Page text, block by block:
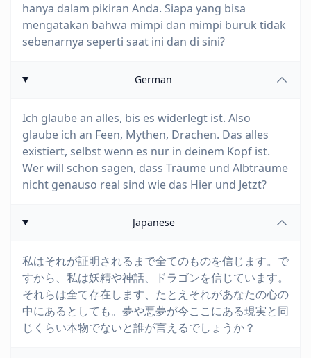
hanya dalam pikiran Anda. Siapa yang bisa
mengatakan bahwa mimpi dan mimpi buruk tidak
sebenarnya seperti saat ini dan di sini?
German
Ich glaube an alles, bis es widerlegt ist. Also
glaube ich an Feen, Mythen, Drachen. Das alles
existiert, selbst wenn es nur in deinem Kopf ist.
Wer will schon sagen, dass Träume und Albträume
nicht genauso real sind wie das Hier und Jetzt?
Japanese
私はそれが証明されるまで全てのものを信じます。で
すから、私は妖精や神話、ドラゴンを信じています。
それらは全て存在します、たとえそれがあなたの心の
中にあるとしても。夢や悪夢が今ここにある現実と同
じくらい本物でないと誰が言えるでしょうか？